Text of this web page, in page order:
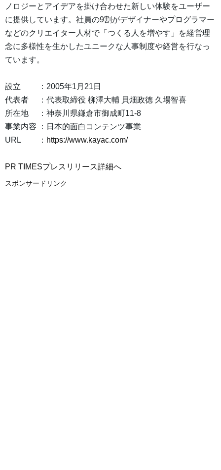
ノロジーとアイデアを掛け合わせた新しい体験をユーザー
に提供しています。社員の9割がデザイナーやプログラマー
などのクリエイター人材で「つくる人を増やす」を経営理
念に多様性を生かしたユニークな人事制度や経営を行なっ
ています。
設立 ：2005年1月21日
代表者 ：代表取締役 柳澤大輔 貝畑政徳 久場智喜
所在地 ：神奈川県鎌倉市御成町11-8
事業内容 ：日本的面白コンテンツ事業
URL ： https://www.kayac.com/
PR TIMESプレスリリース詳細へ
スポンサードリンク